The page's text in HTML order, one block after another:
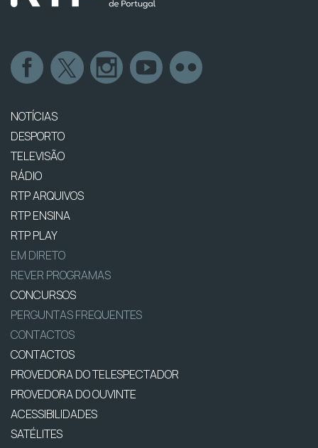
NOTÍCIAS
DESPORTO
TELEVISÃO
RÁDIO
RTP ARQUIVOS
RTP ENSINA
RTP PLAY
EM DIRETO
REVER PROGRAMAS
CONCURSOS
PERGUNTAS FREQUENTES
CONTACTOS
CONTACTOS
PROVEDORA DO TELESPECTADOR
PROVEDORA DO OUVINTE
ACESSIBILIDADES
SATÉLITES